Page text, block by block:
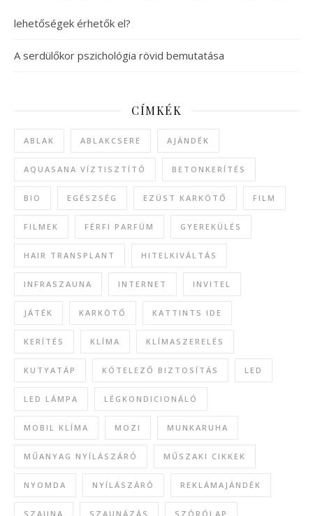
lehetőségek érhetők el?
A serdülőkor pszichológia rövid bemutatása
CÍMKÉK
ABLAK ABLAKCSERE AJÁNDÉK
AQUASANA VÍZTISZTÍTÓ BETONKERÍTÉS
BIO EGÉSZSÉG EZÜST KARKÖTŐ FILM
FILMEK FÉRFI PARFÜM GYEREKÜLÉS
HAIR TRANSPLANT HITELKIVÁLTÁS
INFRASZAUNA INTERNET INVITEL
JÁTÉK KARKÖTŐ KATTINTS IDE
KERÍTÉS KLÍMA KLÍMASZERELÉS
KUTYATÁP KÖTELEZŐ BIZTOSÍTÁS LED
LED LÁMPA LÉGKONDICIONÁLÓ
MOBIL KLÍMA MOZI MUNKARUHA
MŰANYAG NYÍLÁSZÁRÓ MŰSZAKI CIKKEK
NYOMDA NYÍLÁSZÁRÓ REKLÁMAJÁNDÉK
SZAUNA SZAUNÁZÁS SZÓRÓLAP